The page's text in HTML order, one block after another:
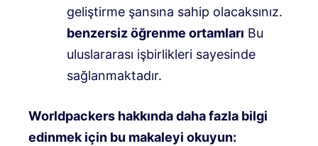
geliştirme şansına sahip olacaksınız.
benzersiz öğrenme ortamları Bu
uluslararası işbirlikleri sayesinde
sağlanmaktadır.
Worldpackers hakkında daha fazla bilgi
edinmek için bu makaleyi okuyun: